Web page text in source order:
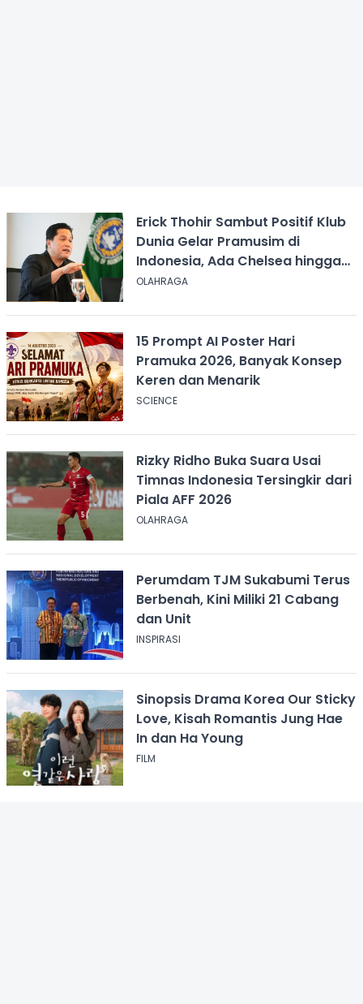
Erick Thohir Sambut Positif Klub
Dunia Gelar Pramusim di
Indonesia, Ada Chelsea hingga
AC Milan
OLAHRAGA
15 Prompt AI Poster Hari
Pramuka 2026, Banyak Konsep
Keren dan Menarik
SCIENCE
Rizky Ridho Buka Suara Usai
Timnas Indonesia Tersingkir dari
Piala AFF 2026
OLAHRAGA
Perumdam TJM Sukabumi Terus
Berbenah, Kini Miliki 21 Cabang
dan Unit
INSPIRASI
Sinopsis Drama Korea Our Sticky
Love, Kisah Romantis Jung Hae
In dan Ha Young
FILM